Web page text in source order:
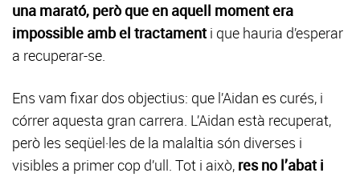
una marató, però que en aquell moment era
impossible amb el tractamenti que hauria d’esperar
a recuperar-se.
Ens vam fixar dos objectius: que l’Aidan es curés, i
córrer aquesta gran carrera. L’Aidan està recuperat,
però les seqüel·les de la malaltia són diverses i
visibles a primer cop d’ull. Tot i això, res no l’abat i